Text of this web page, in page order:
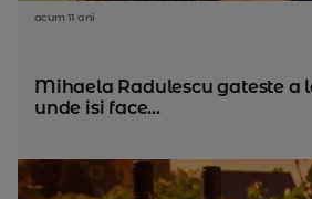
acum 11 ani
Mihaela Radulescu gateste a
unde isi face...